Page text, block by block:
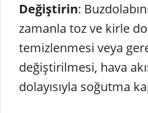
Değiştirin:
zamanla toz ve kirle
temizlenmesi veya
değiştirilmesi, hava
dolayısıyla soğutma